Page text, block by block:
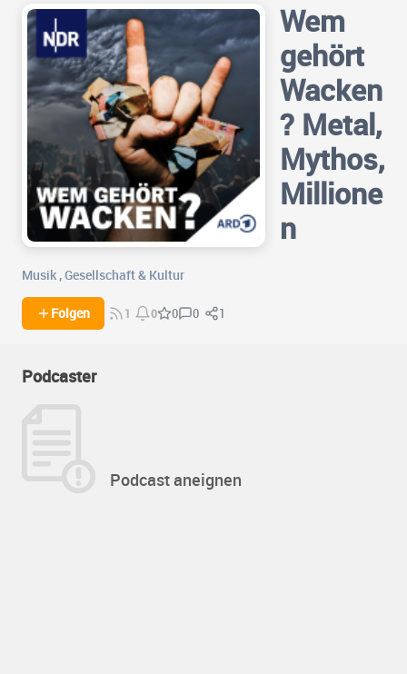
Wem
gehört
Wacken
? Metal,
Mythos,
Millione
n
Musik ,Gesellschaft & Kultur
Folgen 1 0 0 0 1
Podcaster
Podcast aneignen